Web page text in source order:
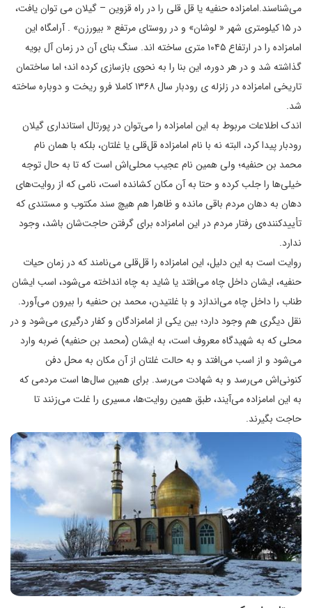
می‌شناسند.امامزاده حنفیه یا قل قلی را در راه قزوین – گیلان می توان یافت،
در ۱۵ کیلومتری شهر « لوشان» و در روستای مرتفع « بیورزن» . آرامگاه این
امامزاده را در ارتفاع ۱۰۴۵ متری ساخته اند. سنگ بنای آن در زمان آل بویه
گذاشته شد و در هر دوره، این بنا را به نحوی بازسازی کرده اند؛ اما ساختمان
تاریخی امامزاده در زلزله ی رودبار سال ۱۳۶۸ کاملا فرو ریخت و دوباره ساخته
شد.
اندک اطلاعات مربوط به این امامزاده را می‌توان در پورتال استانداری گیلان
رودبار پیدا کرد، البته نه با نام امامزاده قل‌قلی یا غلتان، بلکه با همان نام
محمد بن حنفیه؛ ولی همین‌ نام عجیب محلی‌اش است که تا به حال توجه
خیلی‌ها را جلب کرده و حتا به آن مکان کشانده است، نامی که از روایت‌های
دهان به دهان مردم باقی مانده و ظاهرا هم هیچ سند مکتوب و مستندی که
تأییدکننده‌ی رفتار مردم در این امامزاده برای گرفتن حاجت‌شان باشد، وجود
ندارد.
روایت است به این دلیل، این امامزاده را قل‌قلی می‌نامند که در زمان حیات
حنفیه، ایشان داخل چاه می‌افتد یا شاید به چاه انداخته می‌شود، اسب ایشان
طناب را داخل چاه می‌اندازد و با غلتیدن، محمد بن حنفیه را بیرون می‌آورد.
نقل دیگری هم وجود دارد؛ بین یکی از امامزادگان و کفار درگیری می‌شود و در
محلی که به شهیدگاه معروف است، به ایشان (محمد بن حنفیه) ضربه وارد
می‌شود و از اسب می‌افتد و به حالت غلتان از آن مکان به محل دفن
کنونی‌اش می‌رسد و به شهادت می‌رسد. برای همین سال‌ها است مردمی که
به این امامزاده می‌آیند، طبق همین روایت‌ها، مسیری را غلت می‌زنند تا
حاجت بگیرند.